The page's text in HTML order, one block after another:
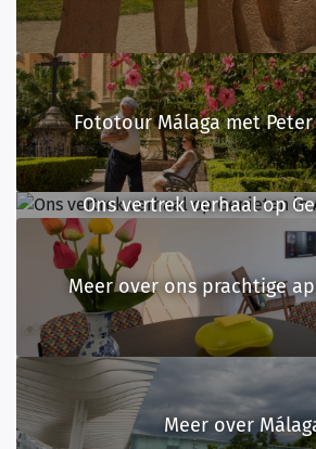
Meer over
Meer over ons prachtige
Fototour Málaga met Peter
Ons vertrek verhaal op